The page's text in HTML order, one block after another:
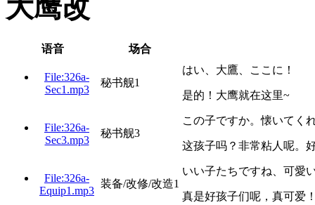
大鹰改
语音 场合
File:326a-
Sec1.mp3
秘书舰1
はい、大鷹、ここに！
是的！大鹰就在这里~
File:326a-
Sec3.mp3
秘书舰3
この子ですか。懐いてく
这孩子吗？非常粘人呢。
File:326a-
Equip1.mp3
装备/改修/改造1
いい子たちですね、可愛
真是好孩子们呢，真可爱